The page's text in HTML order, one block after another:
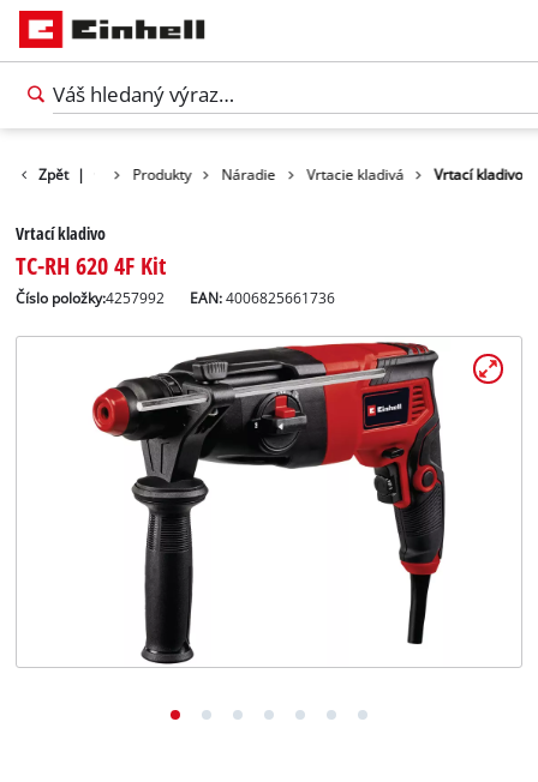
Zpět | Produkty Náradie Vrtacie kladivá Vrtací kladivo
Vrtací kladivo
TC-RH 620 4F Kit
Číslo položky:4257992 EAN:4006825661736